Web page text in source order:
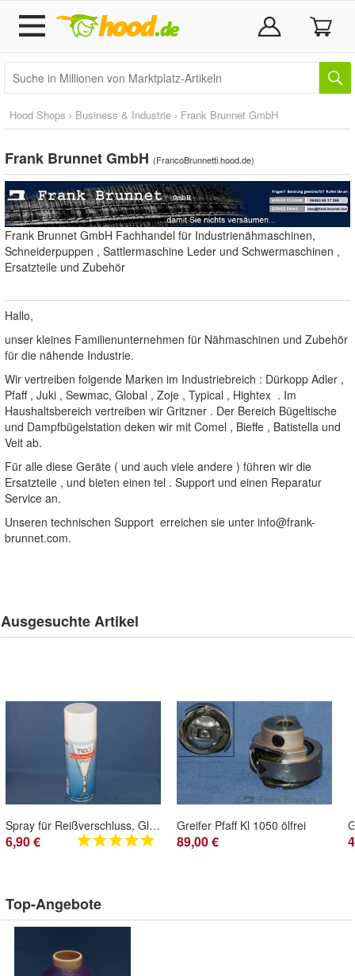
Hood Shops › Business & Industrie › Frank Brunnet GmbH
Frank Brunnet GmbH (FrancoBrunnetti.hood.de)
Frank Brunnet GmbH Fachhandel für Industrienähmaschinen,
Schneiderpuppen , Sattlermaschine Leder und Schwermaschinen ,
Ersatzteile und Zubehör
Hallo,
unser kleines Familienunternehmen für Nähmaschinen und Zubehör
für die nähende Industrie.
Wir vertreiben folgende Marken im Industriebreich : Dürkopp Adler ,
Pfaff , Juki , Sewmac, Global , Zoje , Typical , Hightex . Im
Haushaltsbereich vertreiben wir Gritzner . Der Bereich Bügeltische
und Dampfbügelstation deken wir mit Comel , Bieffe , Batistella und
Veit ab.
Für alle diese Geräte ( und auch viele andere ) führen wir die
Ersatzteile , und bieten einen tel . Support und einen Reparatur
Service an.
Unseren technischen Support erreichen sie unter info@frank-
brunnet.com.
Ausgesuchte Artikel
Spray für Reißverschluss, Gleitspray
6,90 €
Greifer Pfaff Kl 1050 ölfrei
89,00 €
Top-Angebote